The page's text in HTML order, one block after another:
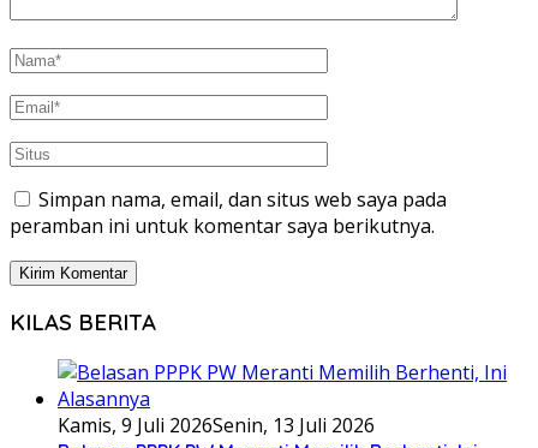
Simpan nama, email, dan situs web saya pada
peramban ini untuk komentar saya berikutnya.
KILAS BERITA
Kamis, 9 Juli 2026Senin, 13 Juli 2026